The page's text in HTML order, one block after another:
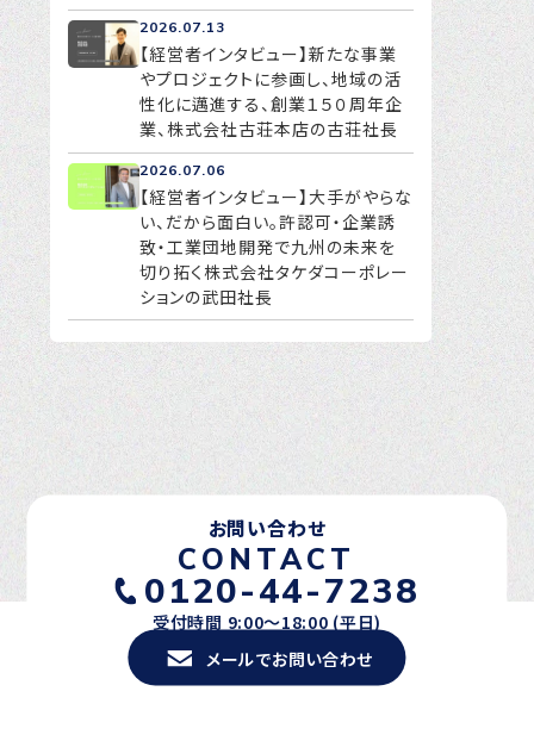
2026.07.13
【経営者インタビュー】新たな事業
やプロジェクトに参画し、地域の活
性化に邁進する、創業１５０周年企
業、株式会社古荘本店の古荘社長
2026.07.06
【経営者インタビュー】大手がやらな
い、だから面白い。許認可・企業誘
致・工業団地開発で九州の未来を
切り拓く株式会社タケダコーポレー
ションの武田社長
お問い合わせ
CONTACT
0120-44-7238
受付時間 9:00〜18:00 (平日)
メールでお問い合わせ